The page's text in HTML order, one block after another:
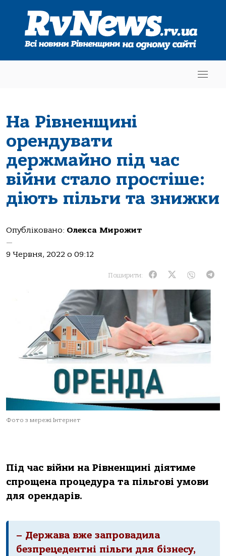
На Рівненщині
орендувати
держмайно під час
війни стало простіше:
діють пільги та знижки
Опубліковано: Олекса Мирожит
—
9 Червня, 2022 о 09:12
Поширити:
Фото з мережі Інтернет
Під час війни на Рівненщині діятиме
спрощена процедура та пільгові умови
для орендарів.
– Держава вже запровадила
безпрецедентні пільги для бізнесу,